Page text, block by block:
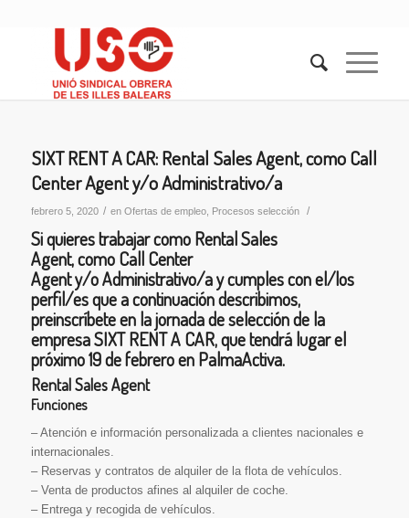
SIXT RENT A CAR: Rental Sales Agent, como Call
Center Agent y/o Administrativo/a
febrero 5, 2020 / en Ofertas de empleo, Procesos selección /
Si quieres trabajar comoRental Sales
Agent,comoCall Center
Agenty/oAdministrativo/ay cumples con el/los
perfil/es que a continuación describimos,
preinscríbete en la jornada de selección de la
empresaSIXT RENT A CAR, que tendrá lugar el
próximo19 de febreroen PalmaActiva.
Rental Sales Agent
Funciones
– Atención e información personalizada a clientes nacionales e
internacionales.
– Reservas y contratos de alquiler de la flota de vehículos.
– Venta de productos afines al alquiler de coche.
– Entrega y recogida de vehículos.